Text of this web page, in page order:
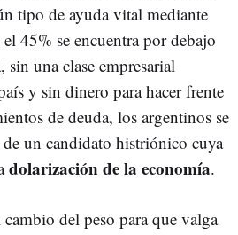
tipo de ayuda vital mediante
45% se encuentra por debajo
una clase empresarial
y sin dinero para hacer frente
de deuda, los argentinos se
de un candidato histriónico cuya
dolarización de la economía.
del peso para que valga